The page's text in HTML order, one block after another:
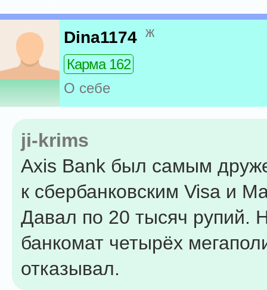
Dina1174 ж
Карма 162
О себе
ji-krims
Axis Bank был самым
к сбербанковским Visa и
Давал по 20 тысяч рупий.
банкомат четырёх
отказывал.